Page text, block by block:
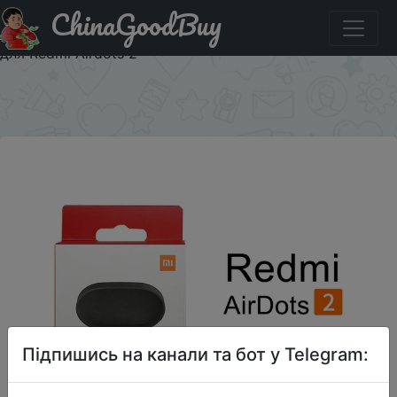
Акція на Оригинальные наушники Xiaomi Redmi Airdots
2, беспроводные наушники с микрофоном, гарнитура
для Redmi Airdots 2
ChinaGoodBuy
Підпишись на канали та бот у Telegram: